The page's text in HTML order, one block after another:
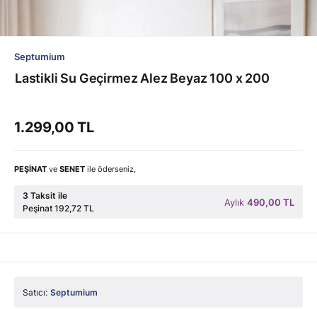
Septumium
Lastikli Su Geçirmez Alez Beyaz 100 x 200
1.299,00 TL
PEŞİNAT ve SENET ile öderseniz,
3 Taksit ile
Peşinat 192,72 TL
Aylık 490,00 TL
Satıcı: Septumium